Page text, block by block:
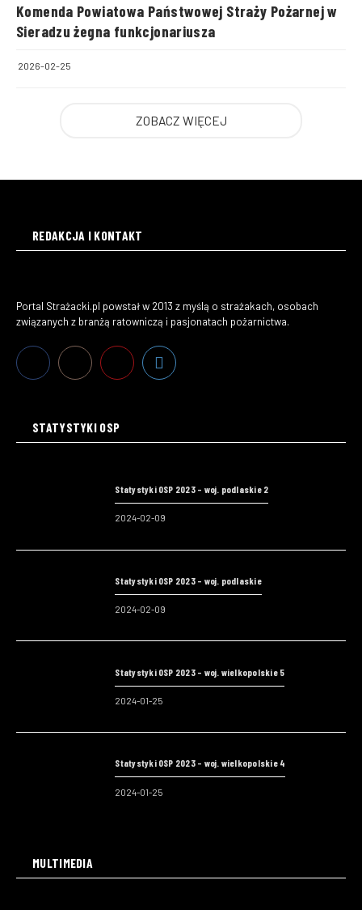
Komenda Powiatowa Państwowej Straży Pożarnej w
Sieradzu żegna funkcjonariusza
2026-02-25
ZOBACZ WIĘCEJ
REDAKCJA I KONTAKT
Portal Strażacki.pl powstał w 2013 z myślą o strażakach, osobach
związanych z branżą ratowniczą i pasjonatach pożarnictwa.
STATYSTYKI OSP
Statystyki OSP 2023 – woj. podlaskie 2
2024-02-09
Statystyki OSP 2023 – woj. podlaskie
2024-02-09
Statystyki OSP 2023 – woj. wielkopolskie 5
2024-01-25
Statystyki OSP 2023 – woj. wielkopolskie 4
2024-01-25
MULTIMEDIA